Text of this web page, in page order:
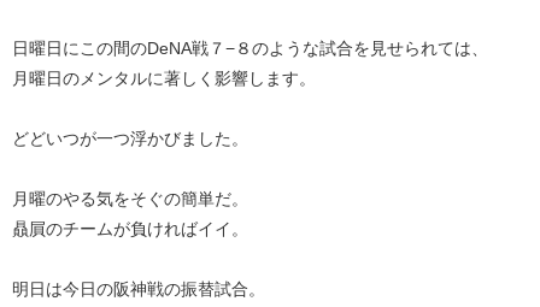
日曜日にこの間のDeNA戦７−８のような試合を見せられては、
月曜日のメンタルに著しく影響します。
どどいつが一つ浮かびました。
月曜のやる気をそぐの簡単だ。
贔屓のチームが負ければイイ。
明日は今日の阪神戦の振替試合。